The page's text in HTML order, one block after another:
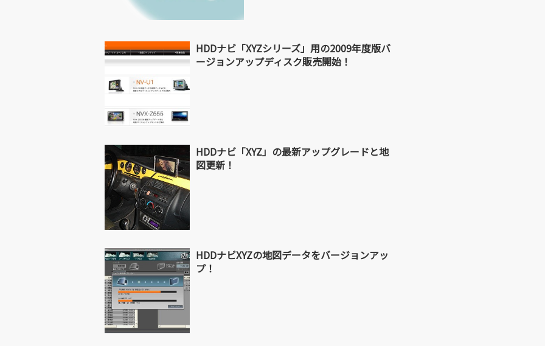
HDDナビ「XYZシリーズ」用の2009年度版バ
ージョンアップディスク販売開始！
HDDナビ「XYZ」の最新アップグレードと地
図更新！
HDDナビXYZの地図データをバージョンアッ
プ！